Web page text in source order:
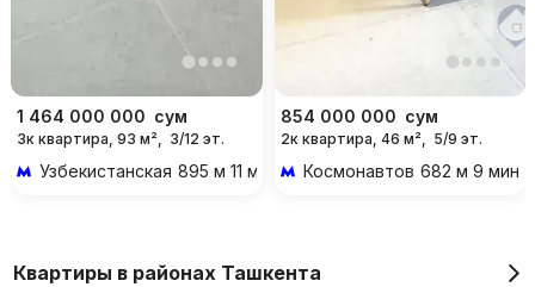
1 464 000 000 сум
3к квартира, 93 м², 3/12 эт.
Узбекистанская 895 м 11 мин пешком
854 000 000 сум
2к квартира, 46 м², 5/9 эт.
Космонавтов 682 м 9 мин
Квартиры в районах Ташкента